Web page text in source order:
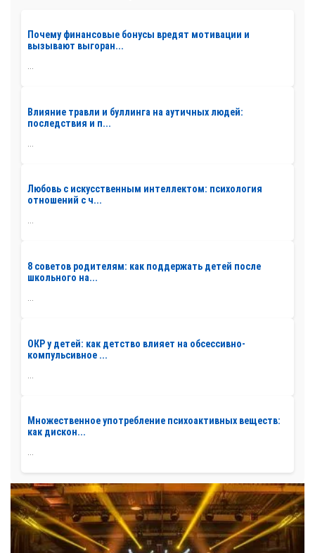
Почему финансовые бонусы вредят мотивации и
вызывают выгоран...
...
Влияние травли и буллинга на аутичных людей:
последствия и п...
Любовь с искусственным интеллектом: психология
отношений с ч...
...
8 советов родителям: как поддержать детей после
школьного на...
...
ОКР у детей: как детство влияет на обсессивно-
компульсивное ...
Множественное употребление психоактивных веществ:
как дискон...
...